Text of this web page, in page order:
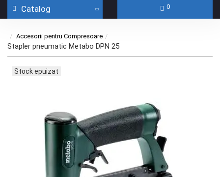
Catalog 0
Accesorii pentru Compresoare
Stapler pneumatic Metabo DPN 25
Stock epuizat